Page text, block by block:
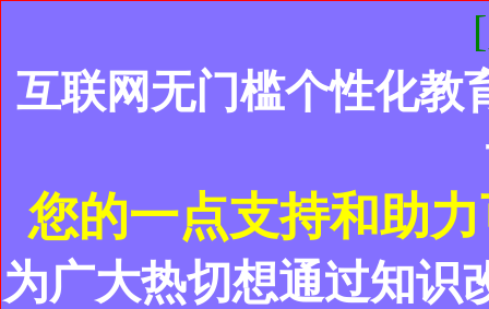
互联网无门槛个性化教
您的一点支持和助
为广大热切想通过知识